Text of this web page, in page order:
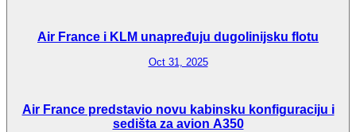
Air France i KLM unapređuju dugolinijsku flotu
Oct 31, 2025
Air France predstavio novu kabinsku konfiguraciju i
sedišta za avion A350